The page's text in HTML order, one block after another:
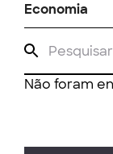
Economia
Não foram